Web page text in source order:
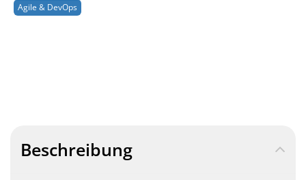
Agile & DevOps
Beschreibung